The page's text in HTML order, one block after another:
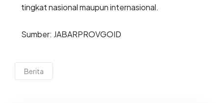
tingkat nasional maupun internasional.
Sumber: JABARPROVGOID
Berita